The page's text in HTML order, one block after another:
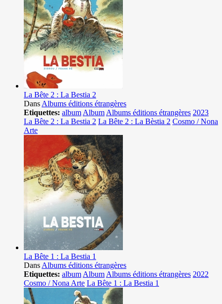
La Bête 2 : La Bestia 2
Dans Albums éditions étrangères
Etiquettes: album Album Albums éditions étrangères 2023
La Bête 2 : La Bestia 2 La Bête 2 : La Bèstia 2 Cosmo / Nona
Arte
La Bête 1 : La Bestia 1
Dans Albums éditions étrangères
Etiquettes: album Album Albums éditions étrangères 2022
Cosmo / Nona Arte La Bête 1 : La Bestia 1